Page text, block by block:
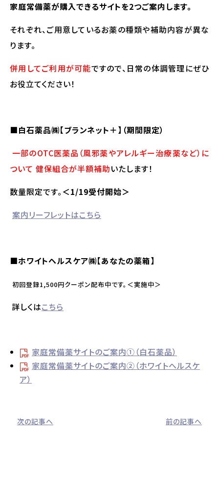
家庭常備薬が購入できるサイトを2つご案内します。
それぞれ、ご用意しているお薬の種類や補助内容が異な
ります。
併用してご利用が可能ですので、日常の体調管理にぜひ
お役立てください！
■白石薬品㈱【ブランネット＋】（期間限定）
一部のOTC医薬品（風邪薬やアレルギー治療薬など）に
ついて 健保組合が半額補助いたします！
数量限定です。 ＜1/19受付開始＞
案内リーフレットはこちら
■ホワイトヘルスケア㈱【あなたの薬箱】
初回登録1,500円クーポン配布中です。＜実施中＞
詳しくはこちら
家庭常備薬サイトのご案内①（白石薬品）
家庭常備薬サイトのご案内②（ホワイトヘルスケ
ア）
次の記事へ 前の記事へ